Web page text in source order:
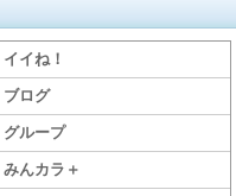
イイね！
ブログ
グループ
みんカラ＋